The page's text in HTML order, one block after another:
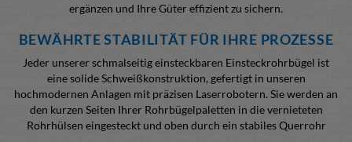
ergänzen und Ihre Güter effizient zu sichern.
BEWÄHRTE STABILITÄT FÜR IHRE PROZESSE
Jeder unserer schmalseitig einsteckbaren Einsteckrohrbügel ist
eine solide Schweißkonstruktion, gefertigt in unseren
hochmodernen Anlagen mit präzisen Laserrobotern. Sie werden an
den kurzen Seiten Ihrer Rohrbügelpaletten in die vernieteten
Rohrhülsen eingesteckt und oben durch ein stabiles Querrohr